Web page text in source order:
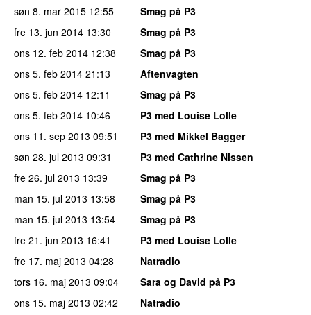
søn 8. mar 2015 12:55
Smag på P3
fre 13. jun 2014 13:30
Smag på P3
ons 12. feb 2014 12:38
Smag på P3
ons 5. feb 2014 21:13
Aftenvagten
ons 5. feb 2014 12:11
Smag på P3
ons 5. feb 2014 10:46
P3 med Louise Lolle
ons 11. sep 2013 09:51
P3 med Mikkel Bagger
søn 28. jul 2013 09:31
P3 med Cathrine Nissen
fre 26. jul 2013 13:39
Smag på P3
man 15. jul 2013 13:58
Smag på P3
man 15. jul 2013 13:54
Smag på P3
fre 21. jun 2013 16:41
P3 med Louise Lolle
fre 17. maj 2013 04:28
Natradio
tors 16. maj 2013 09:04
Sara og David på P3
ons 15. maj 2013 02:42
Natradio